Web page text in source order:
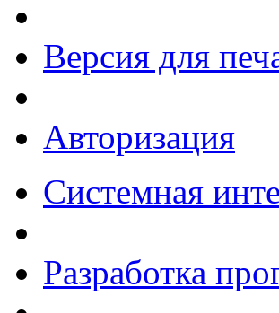
Версия для
Авторизация
Системная
Разработка